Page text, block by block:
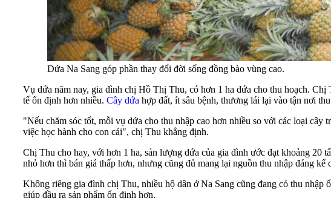
Dứa Na Sang góp phần thay đổi đời sống đồng bào vùng cao.
Vụ dứa năm nay, gia đình chị Hồ Thị Thu, có hơn 1 ha dứa cho thu hoạch.
tế ổn định hơn nhiều. Cây dứa hợp đất, ít sâu bệnh, thương lái lại vào tận nơi
"Nếu chăm sóc tốt, mỗi vụ dứa cho thu nhập cao hơn nhiều so với các loại
việc học hành cho con cái", chị Thu khẳng định.
Chị Thu cho hay, với hơn 1 ha, sản lượng dứa của gia đình ước đạt khoảng 20
nhỏ hơn thì bán giá thấp hơn, nhưng cũng đủ mang lại nguồn thu nhập đáng kể
Không riêng gia đình chị Thu, nhiều hộ dân ở Na Sang cũng đang có thu
giúp đầu ra sản phẩm ổn định hơn.